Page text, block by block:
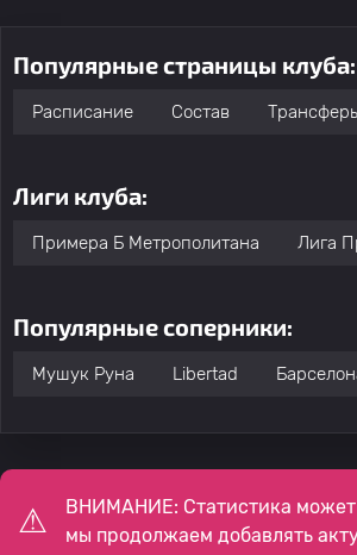
Популярные страницы клуба:
Расписание Состав
Лиги клуба:
Примера Б Метрополитана Лига
Популярные соперники:
Мушук Руна Libertad
ВНИМАНИЕ: Статистика может
мы продолжаем добавлять